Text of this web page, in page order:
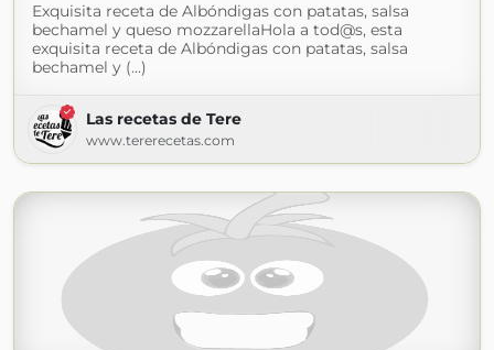
Exquisita receta de Albóndigas con patatas, salsa
bechamel y queso mozzarellaHola a tod@s, esta
exquisita receta de Albóndigas con patatas, salsa
bechamel y (...)
Las recetas de Tere
www.tererecetas.com